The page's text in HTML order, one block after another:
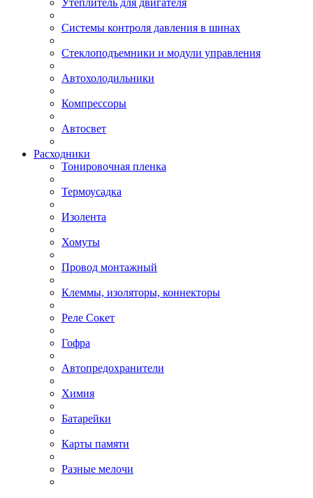
Утеплитель для двигателя
Системы контроля давления в шинах
Стеклоподъемники и модули управления
Автохолодильники
Компрессоры
Автосвет
Расходники
Тонировочная пленка
Термоусадка
Изолента
Хомуты
Провод монтажный
Клеммы, изоляторы, коннекторы
Реле Сокет
Гофра
Автопредохранители
Химия
Батарейки
Карты памяти
Разные мелочи